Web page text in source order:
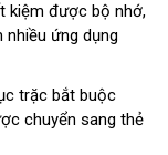
kiệm được bộ nhớ,
ứng dụng
trặc bắt buộc
chuyển sang thẻ